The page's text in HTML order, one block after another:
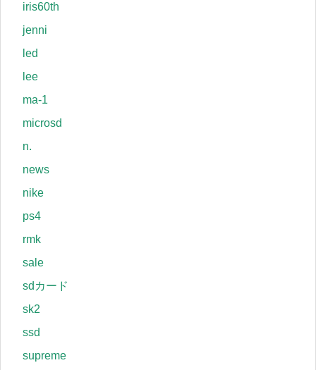
iris60th
jenni
led
lee
ma-1
microsd
n.
news
nike
ps4
rmk
sale
sdカード
sk2
ssd
supreme